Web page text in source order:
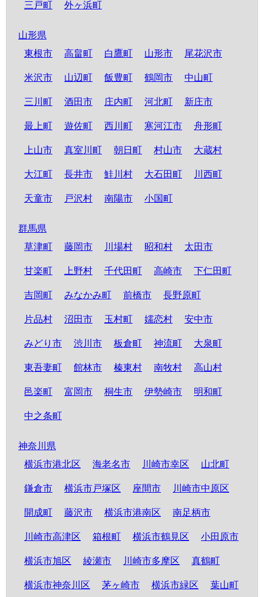
三戸町 外ヶ浜町
山形県
東根市
高畠町 白鷹町 山形市 尾花沢市
米沢市 山辺町 飯豊町 鶴岡市 中山町
三川町 酒田市 庄内町 河北町 新庄市
最上町 遊佐町 西川町 寒河江市 舟形町
上山市 真室川町 朝日町 村山市 大蔵村
大江町 長井市 鮭川村 大石田町 川西町
天童市 戸沢村 南陽市 小国町
群馬県
草津町
藤岡市 川場村 昭和村 太田市
甘楽町 上野村 千代田町 高崎市 下仁田町
吉岡町 みなかみ町 前橋市 長野原町
片品村 沼田市 玉村町 嬬恋村 安中市
みどり市 渋川市 板倉町 神流町 大泉町
東吾妻町 館林市 榛東村 南牧村 高山村
邑楽町 富岡市 桐生市 伊勢崎市 明和町
中之条町
神奈川県
横浜市港北区
海老名市 川崎市幸区 山北町
鎌倉市 横浜市戸塚区 座間市 川崎市中原区
開成町 藤沢市 横浜市港南区 南足柄市
川崎市高津区 箱根町 横浜市鶴見区 小田原市
横浜市旭区 綾瀬市 川崎市多摩区 真鶴町
横浜市神奈川区 茅ヶ崎市 横浜市緑区 葉山町